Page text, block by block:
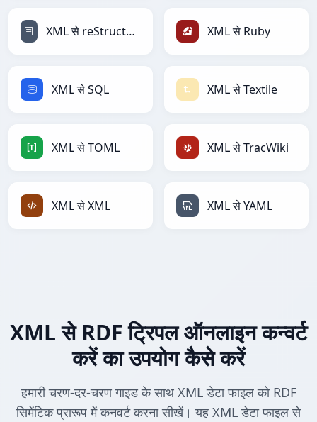
XML से reStructuredText XML से Ruby
XML से SQL XML से Textile
XML से TOML XML से TracWiki
XML से XML XML से YAML
XML से RDF ट्रिपल ऑनलाइन कन्वर्ट
करें का उपयोग कैसे करें
हमारी चरण-दर-चरण गाइड के साथ XML डेटा फाइल को RDF
सिमेंटिक प्रारूप में कनवर्ट करना सीखें। यह XML डेटा फाइल से